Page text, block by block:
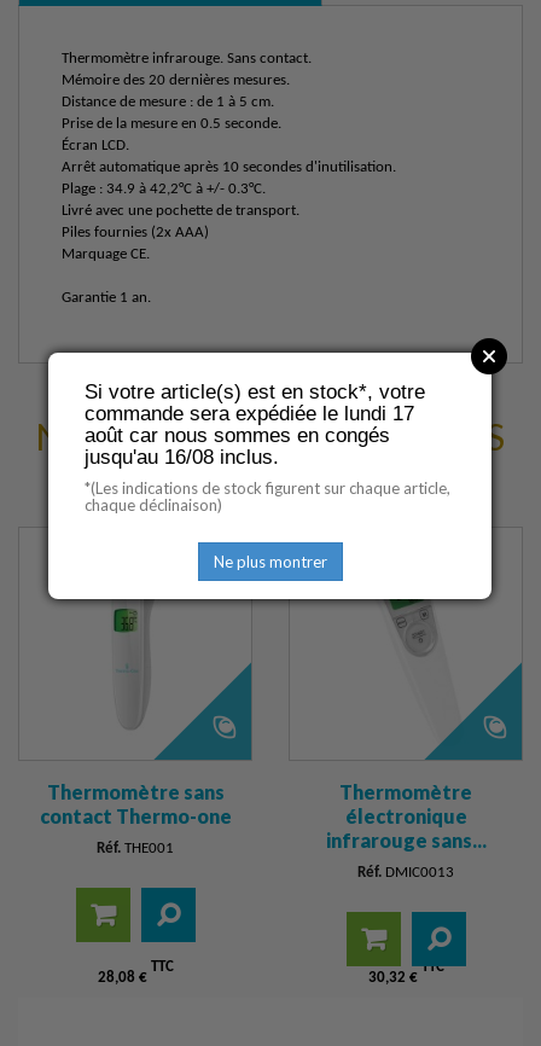
Thermomètre infrarouge. Sans contact.
Mémoire des 20 dernières mesures.
Distance de mesure : de 1 à 5 cm.
Prise de la mesure en 0.5 seconde.
Écran LCD.
Arrêt automatique après 10 secondes d'inutilisation.
Plage : 34.9 à 42,2°C à +/- 0.3°C.
Livré avec une pochette de transport.
Piles fournies (2x AAA)
Marquage CE.
Garantie 1 an.
NOUS VOUS SUGGÉRONS
D'AUTRES PRODUITS
Thermomètre sans
contact Thermo-one
Réf. THE001
28,08 €
TTC
Thermomètre
électronique
infrarouge sans...
Réf. DMIC0013
30,32 €
TTC
Ajouter
Détail
Si votre article(s) est en stock*, votre
commande sera expédiée le lundi 17
août car nous sommes en congés
jusqu'au 16/08 inclus.
*(Les indications de stock figurent sur chaque article,
chaque déclinaison)
Ne plus montrer